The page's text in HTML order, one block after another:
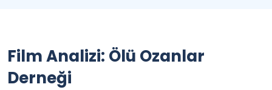
Film Analizi: Ölü Ozanlar
Derneği